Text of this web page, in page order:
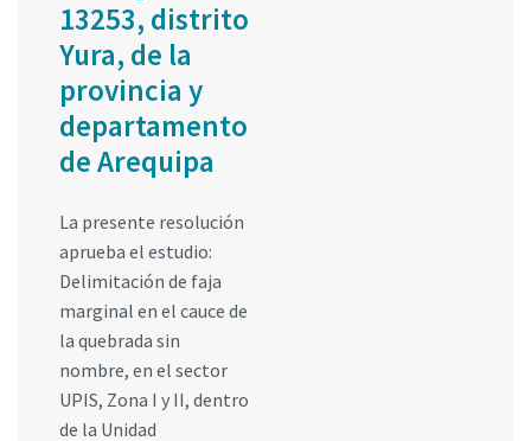
13253, distrito
Yura, de la
provincia y
departamento
de Arequipa
La presente resolución
aprueba el estudio:
Delimitación de faja
marginal en el cauce de
la quebrada sin
nombre, en el sector
UPIS, Zona I y II, dentro
de la Unidad